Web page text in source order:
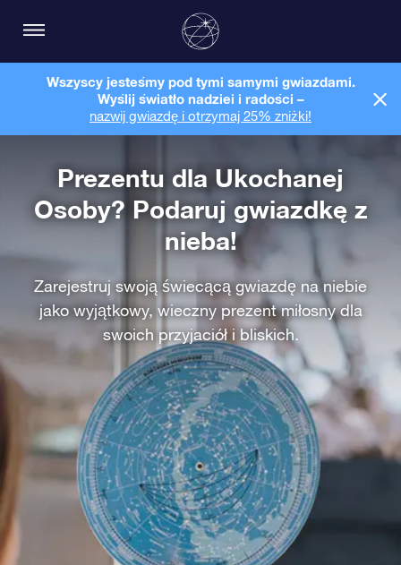
Wszyscy jesteśmy pod tymi samymi gwiazdami.
Wyślij światło nadziei i radości –
nazwij gwiazdę i otrzymaj 25% zniżki!
Prezentu dla Ukochanej
Osoby? Podaruj gwiazdkę z
nieba!
Zarejestruj swoją świecącą gwiazdę na niebie
jako wyjątkowy, wieczny prezent miłosny dla
swoich przyjaciół i bliskich.